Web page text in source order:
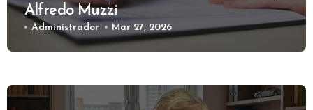
Alfredo Muzzi
Administrador Mar 27, 2026